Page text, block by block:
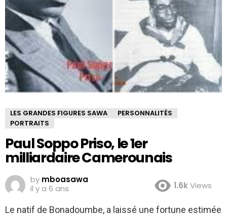
LES GRANDES FIGURES SAWA
PERSONNALITÉS
PORTRAITS
Paul Soppo Priso, le 1er
milliardaire Camerounais
by mboasawa
il y a 6 ans
1.6kViews
Le natif de Bonadoumbe, a laissé une fortune estimée